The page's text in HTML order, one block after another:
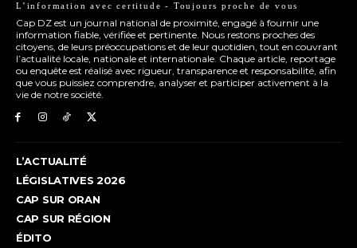
L’information avec certitude - Toujours proche de vous
Cap DZ est un journal national de proximité, engagé à fournir une
information fiable, vérifiée et pertinente. Nous restons proches des
citoyens, de leurs préoccupations et de leur quotidien, tout en couvrant
l’actualité locale, nationale et internationale. Chaque article, reportage
ou enquête est réalisé avec rigueur, transparence et responsabilité, afin
que vous puissiez comprendre, analyser et participer activement à la
vie de notre société.
L’ACTUALITÉ
LÉGISLATIVES 2026
CAP SUR ORAN
CAP SUR RÉGION
ÉDITO